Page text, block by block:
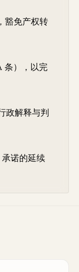
豁免产权转
条），以完
政解释与判
诺的延续